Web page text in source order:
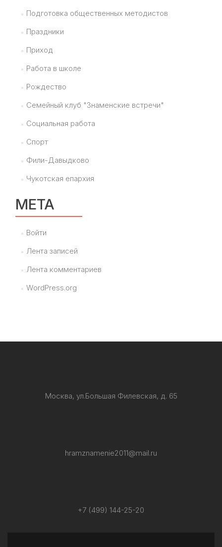
Подготовка общественных методистов
Праздники
Приход
Работа в школе
Рождество
Семейный клуб "Знаменские встречи"
Социальная работа
Спорт
Фили-Давыдково
Чукотская епархия
МЕТА
Войти
Лента записей
Лента комментариев
WordPress.org
Москва, ул.Большая Филевская, д. 65
hramznamenie2011@mail.ru
+7 (499) 144-25-20